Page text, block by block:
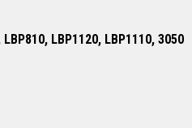
LBP1120, LBP1110, 3050